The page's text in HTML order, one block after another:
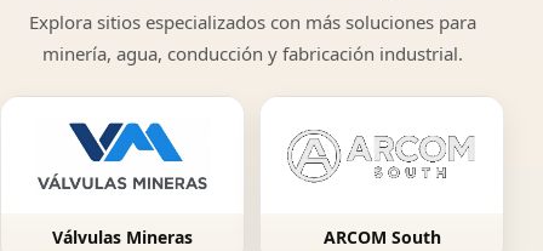
Explora sitios especializados con más soluciones para
minería, agua, conducción y fabricación industrial.
Válvulas Mineras ARCOM South